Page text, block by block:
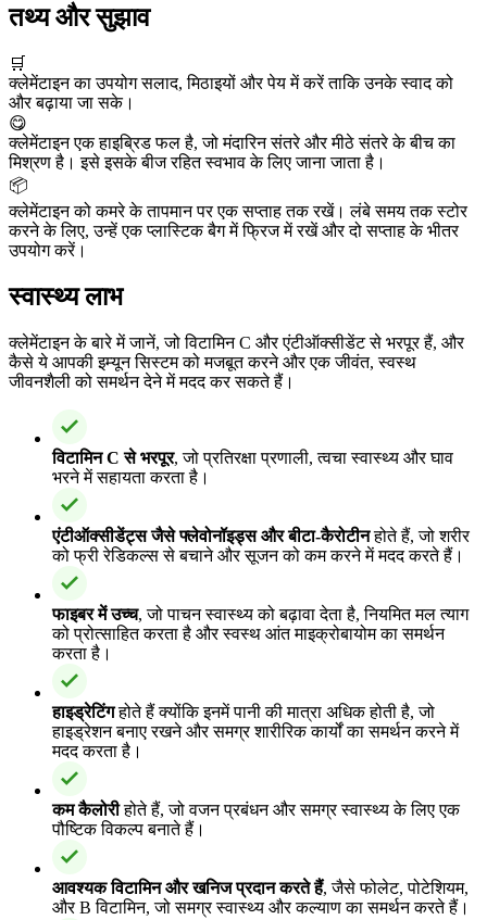
तथ्य और सुझाव
🛒
क्लेमेंटाइन का उपयोग सलाद, मिठाइयों और पेय में करें ताकि उनके स्वाद को
और बढ़ाया जा सके।
😋
क्लेमेंटाइन एक हाइब्रिड फल है, जो मंदारिन संतरे और मीठे संतरे के बीच का
मिश्रण है। इसे इसके बीज रहित स्वभाव के लिए जाना जाता है।
📦
क्लेमेंटाइन को कमरे के तापमान पर एक सप्ताह तक रखें। लंबे समय तक स्टोर
करने के लिए, उन्हें एक प्लास्टिक बैग में फ्रिज में रखें और दो सप्ताह के भीतर
उपयोग करें।
स्वास्थ्य लाभ
क्लेमेंटाइन के बारे में जानें, जो विटामिन C और एंटीऑक्सीडेंट से भरपूर हैं, और
कैसे ये आपकी इम्यून सिस्टम को मजबूत करने और एक जीवंत, स्वस्थ
जीवनशैली को समर्थन देने में मदद कर सकते हैं।
विटामिन C से भरपूर, जो प्रतिरक्षा प्रणाली, त्वचा स्वास्थ्य और घाव
भरने में सहायता करता है।
एंटीऑक्सीडेंट्स जैसे फ्लेवोनॉइड्स और बीटा-कैरोटीनहोते हैं, जो शरीर
को फ्री रेडिकल्स से बचाने और सूजन को कम करने में मदद करते हैं।
फाइबर में उच्च, जो पाचन स्वास्थ्य को बढ़ावा देता है, नियमित मल त्याग
को प्रोत्साहित करता है और स्वस्थ आंत माइक्रोबायोम का समर्थन
करता है।
हाइड्रेटिंगहोते हैं क्योंकि इनमें पानी की मात्रा अधिक होती है, जो
हाइड्रेशन बनाए रखने और समग्र शारीरिक कार्यों का समर्थन करने में
मदद करता है।
कम कैलोरीहोते हैं, जो वजन प्रबंधन और समग्र स्वास्थ्य के लिए एक
पौष्टिक विकल्प बनाते हैं।
आवश्यक विटामिन और खनिज प्रदान करते हैं, जैसे फोलेट, पोटेशियम,
और B विटामिन, जो समग्र स्वास्थ्य और कल्याण का समर्थन करते हैं।